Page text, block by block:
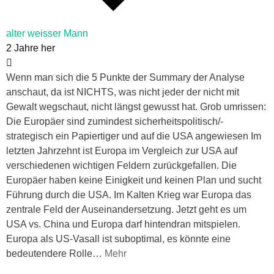
alter weisser Mann
2 Jahre her
Wenn man sich die 5 Punkte der Summary der Analyse
anschaut, da ist NICHTS, was nicht jeder der nicht mit
Gewalt wegschaut, nicht längst gewusst hat. Grob umrissen:
Die Europäer sind zumindest sicherheitspolitisch/-
strategisch ein Papiertiger und auf die USA angewiesen Im
letzten Jahrzehnt ist Europa im Vergleich zur USA auf
verschiedenen wichtigen Feldern zurückgefallen. Die
Europäer haben keine Einigkeit und keinen Plan und sucht
Führung durch die USA. Im Kalten Krieg war Europa das
zentrale Feld der Auseinandersetzung. Jetzt geht es um
USA vs. China und Europa darf hintendran mitspielen.
Europa als US-Vasall ist suboptimal, es könnte eine
bedeutendere Rolle… Mehr